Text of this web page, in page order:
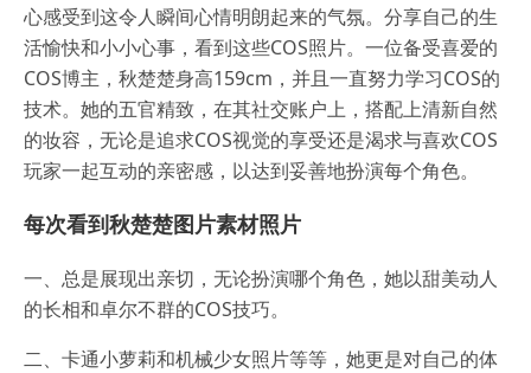
心感受到这令人瞬间心情明朗起来的气氛。分享自己的生
活愉快和小小心事，看到这些COS照片。一位备受喜爱的
COS博主，秋楚楚身高159cm，并且一直努力学习COS的
技术。她的五官精致，在其社交账户上，搭配上清新自然
的妆容，无论是追求COS视觉的享受还是渴求与喜欢COS
玩家一起互动的亲密感，以达到妥善地扮演每个角色。
每次看到秋楚楚图片素材照片
一、总是展现出亲切，无论扮演哪个角色，她以甜美动人
的长相和卓尔不群的COS技巧。
二、卡通小萝莉和机械少女照片等等，她更是对自己的体